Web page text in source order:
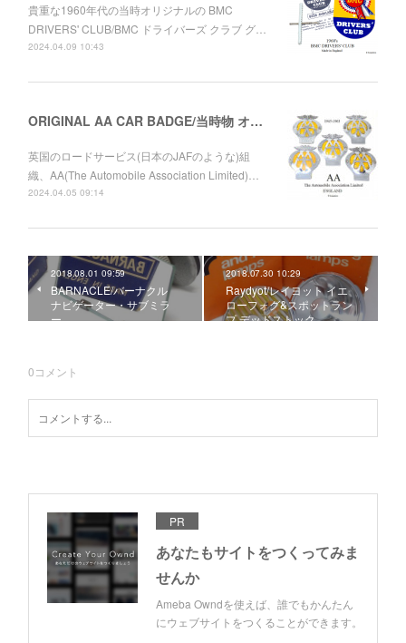
貴重な1960年代の当時オリジナルの BMC
DRIVERS' CLUB/BMC ドライバーズ クラブ グ…
2024.04.09 10:43
ORIGINAL AA CAR BADGE/当時物 オリジナル AA グリル バッジ 1945-63年
英国のロードサービス(日本のJAFのような)組
織、AA(The Automobile Association Limited)…
2024.04.05 09:14
2018.08.01 09:59
BARNACLE/バーナクル
ナビゲーター・サブミラ
ー
2018.07.30 10:29
Raydyot/レイヨット イエ
ローフォグ&スポットラン
プ デッドストック
0コメント
PR
あなたもサイトをつくってみま
せんか
Ameba Owndを使えば、誰でもかんたん
にウェブサイトをつくることができます。